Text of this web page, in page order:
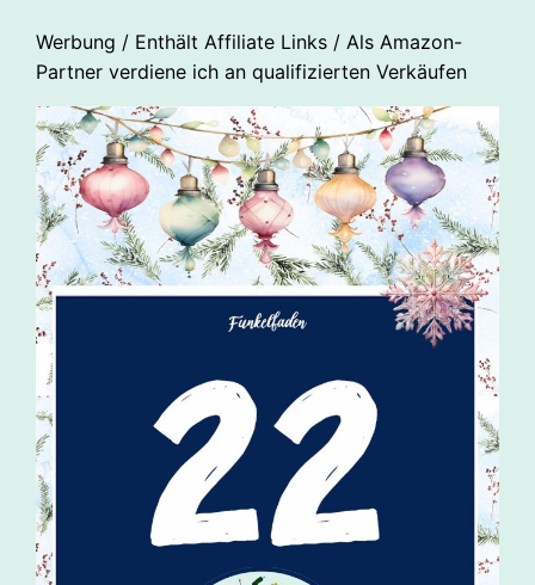
Werbung / Enthält Affiliate Links / Als Amazon-
Partner verdiene ich an qualifizierten Verkäufen